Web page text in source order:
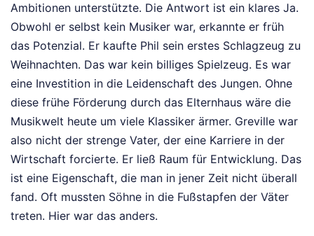
Ambitionen unterstützte. Die Antwort ist ein klares Ja.
Obwohl er selbst kein Musiker war, erkannte er früh
das Potenzial. Er kaufte Phil sein erstes Schlagzeug zu
Weihnachten. Das war kein billiges Spielzeug. Es war
eine Investition in die Leidenschaft des Jungen. Ohne
diese frühe Förderung durch das Elternhaus wäre die
Musikwelt heute um viele Klassiker ärmer. Greville war
also nicht der strenge Vater, der eine Karriere in der
Wirtschaft forcierte. Er ließ Raum für Entwicklung. Das
ist eine Eigenschaft, die man in jener Zeit nicht überall
fand. Oft mussten Söhne in die Fußstapfen der Väter
treten. Hier war das anders.